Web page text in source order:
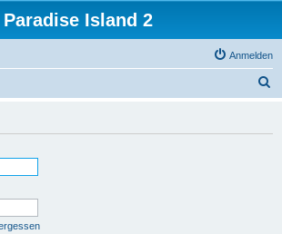
Paradise Island 2
Anmelden